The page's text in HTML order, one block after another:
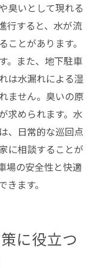
臭いとして現れる
行すると、水が流
とがあります。
。また、地下駐車
は水漏れによる湿
ません。臭いの原
求められます。水
、日常的な巡回点
に相談することが
場の安全性と快適
ます。
に役立つ